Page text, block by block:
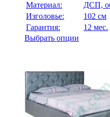
Материал:
ДСП,
Изголовье:
102 см
Гарантия:
12 мес.
Выбрать опции